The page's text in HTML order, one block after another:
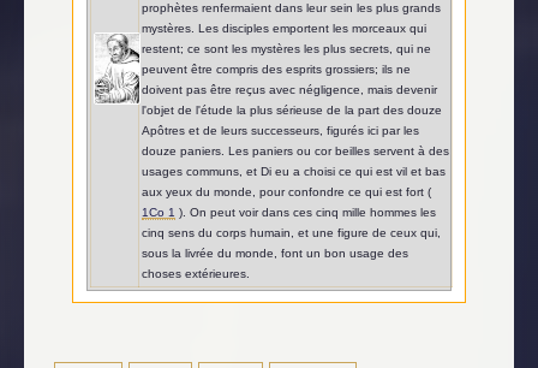
prophètes renfermaient dans leur sein les plus grands
mystères. Les disciples emportent les morceaux qui
restent; ce sont les mystères les plus secrets, qui ne
peuvent être compris des esprits grossiers; ils ne
doivent pas être reçus avec négligence, mais devenir
l'objet de l'étude la plus sérieuse de la part des douze
Apôtres et de leurs successeurs, figurés ici par les
douze paniers. Les paniers ou cor beilles servent à des
usages communs, et Di eu a choisi ce qui est vil et bas
aux yeux du monde, pour confondre ce qui est fort (
1Co 1 ). On peut voir dans ces cinq mille hommes les
cinq sens du corps humain, et une figure de ceux qui,
sous la livrée du monde, font un bon usage des
choses extérieures.